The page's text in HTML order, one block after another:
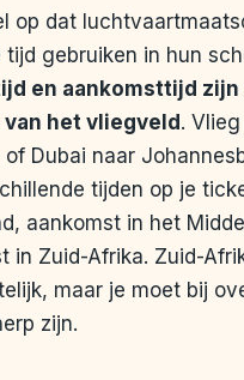
op dat
tijd gebruiken in hun
en aankomsttijd zijn
het vliegveld .
of Dubai naar
tijden op je
aankomst in het
in Zuid-Afrika. Zuid-
maar je moet bij
zijn.